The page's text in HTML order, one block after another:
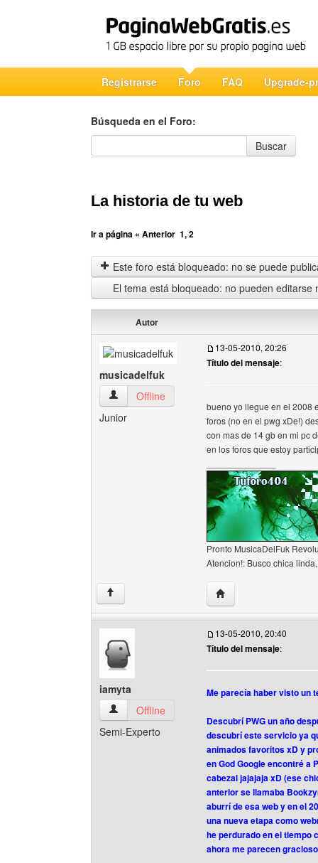
Registrarse Foro FAQ Upgrade-
Búsqueda en el Foro:
Búsqueda en el Foro
Buscar
La historia de tu web
Ir a página « Anterior 1,2
Este foro está bloqueado: no se puede
El tema está bloqueado: no pueden editarse
Autor
musicadelfuk
musicadelfuk Ver perfil del usuario
Offline
Junior
13-05-2010, 20:26
Título del mensaje:
bueno yo llegue en el 2008
foros (no en el pwg xDe!)
con mas de 14 gb en mi pc
en los foros que estoy
Pronto MusicaDelFuk
Atencion!: Busco chica
↑ Visitar sitio web del
iamyta
iamyta Ver perfil del usuario
Offline
Semi-Experto
13-05-2010, 20:40
Título del mensaje:
Me parecía haber visto un
Descubrí PWG un año
descubrí este servicio ya
animados favoritos xD y
en God Google encontré a
cabezal jajajaja xD (ese
anterior se llamaba
aburrí de esa web y en el
una nueva etapa como
he perdurado en el tiempo
ahora me parecen